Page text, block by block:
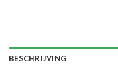
BESCHRIJVING